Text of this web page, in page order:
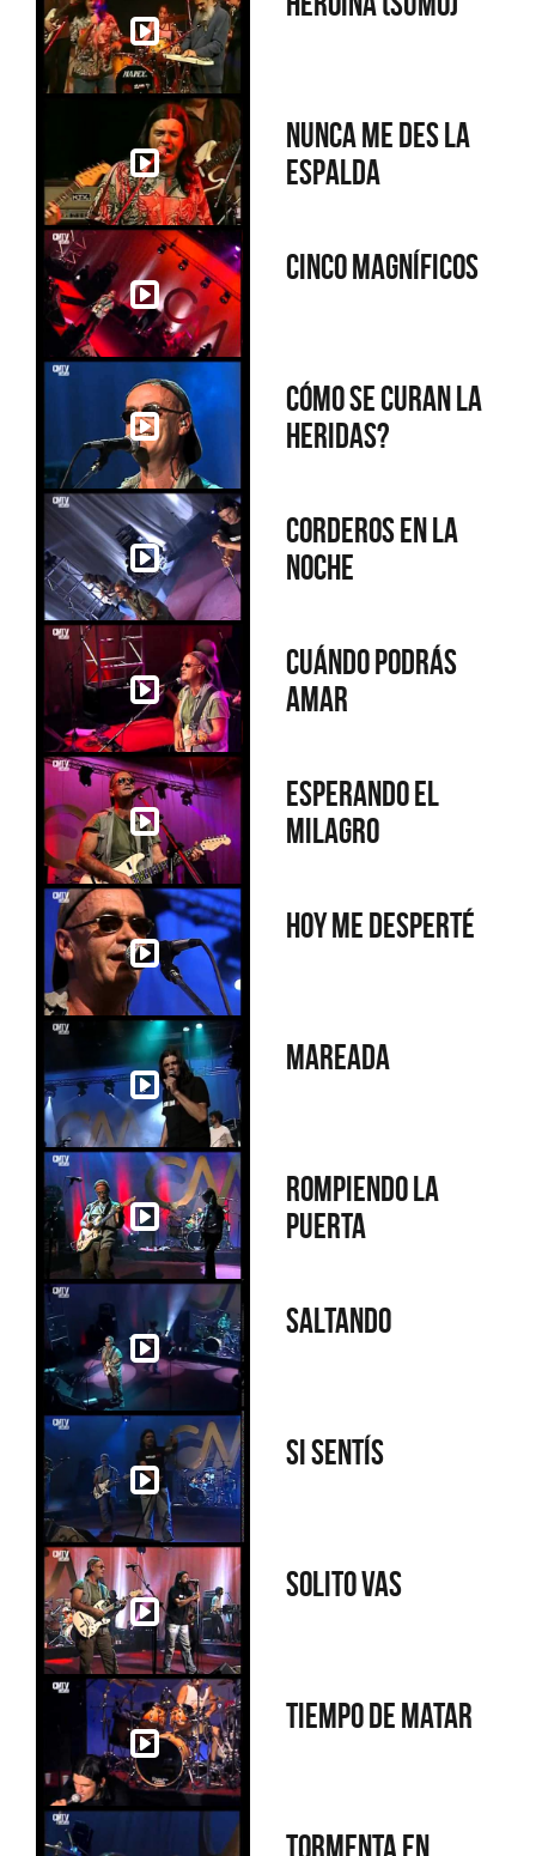
Nunca me des la
espalda
Cinco magníficos
Cómo se curan la
heridas?
Corderos en la
noche
Cuándo podrás
amar
Esperando el
milagro
Hoy me desperté
Mareada
Rompiendo la
puerta
Saltando
Si sentís
Solito vas
Tiempo de matar
Tormenta en